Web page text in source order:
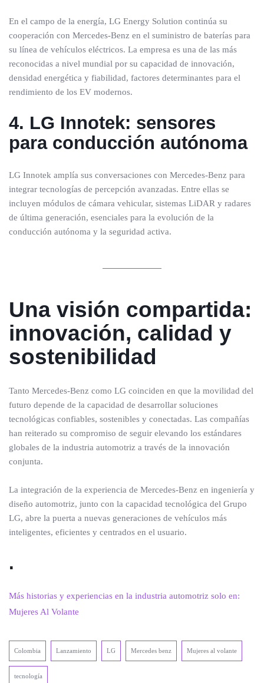
En el campo de la energía, LG Energy Solution continúa su
cooperación con Mercedes-Benz en el suministro de baterías para
su línea de vehículos eléctricos. La empresa es una de las más
reconocidas a nivel mundial por su capacidad de innovación,
densidad energética y fiabilidad, factores determinantes para el
rendimiento de los EV modernos.
4. LG Innotek: sensores
para conducción autónoma
LG Innotek amplía sus conversaciones con Mercedes-Benz para
integrar tecnologías de percepción avanzadas. Entre ellas se
incluyen módulos de cámara vehicular, sistemas LiDAR y radares
de última generación, esenciales para la evolución de la
conducción autónoma y la seguridad activa.
Una visión compartida:
innovación, calidad y
sostenibilidad
Tanto Mercedes-Benz como LG coinciden en que la movilidad del
futuro depende de la capacidad de desarrollar soluciones
tecnológicas confiables, sostenibles y conectadas. Las compañías
han reiterado su compromiso de seguir elevando los estándares
globales de la industria automotriz a través de la innovación
conjunta.
La integración de la experiencia de Mercedes-Benz en ingeniería y
diseño automotriz, junto con la capacidad tecnológica del Grupo
LG, abre la puerta a nuevas generaciones de vehículos más
inteligentes, eficientes y centrados en el usuario.
.
Más historias y experiencias en la industria automotriz solo en:
Mujeres Al Volante
Colombia Lanzamiento LG Mercedes benz Mujeres al volante
tecnología